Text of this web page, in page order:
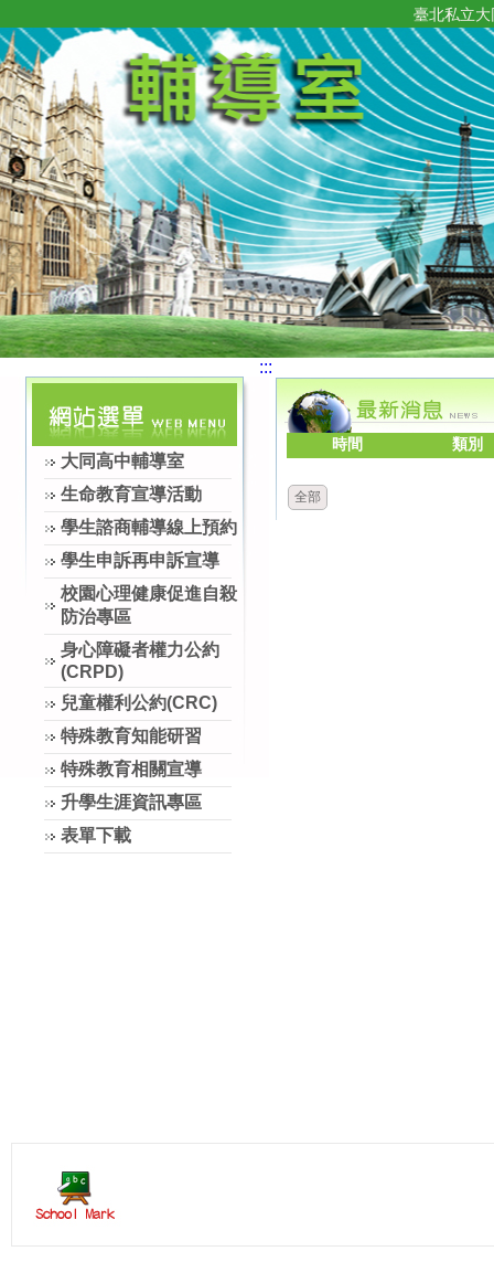
臺北私立
大同高中輔導室
生命教育宣導活動
學生諮商輔導線上預約
學生申訴再申訴宣導
校園心理健康促進自殺
防治專區
身心障礙者權力公約
(CRPD)
兒童權利公約(CRC)
特殊教育知能研習
特殊教育相關宣導
升學生涯資訊專區
表單下載
:::
時間 類別
全部